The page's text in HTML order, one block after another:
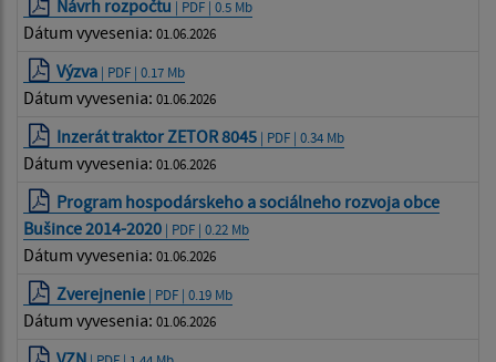
Návrh rozpočtu | PDF | 0.5 Mb
Dátum vyvesenia: 01.06.2026
Výzva | PDF | 0.17 Mb
Dátum vyvesenia: 01.06.2026
Inzerát traktor ZETOR 8045 | PDF | 0.34 Mb
Dátum vyvesenia: 01.06.2026
Program hospodárskeho a sociálneho rozvoja obce
Bušince 2014-2020 | PDF | 0.22 Mb
Dátum vyvesenia: 01.06.2026
Zverejnenie | PDF | 0.19 Mb
Dátum vyvesenia: 01.06.2026